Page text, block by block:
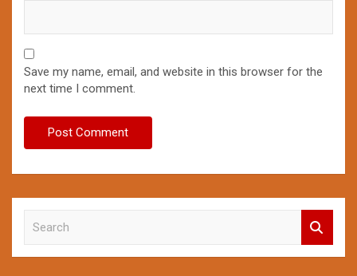
Save my name, email, and website in this browser for the
next time I comment.